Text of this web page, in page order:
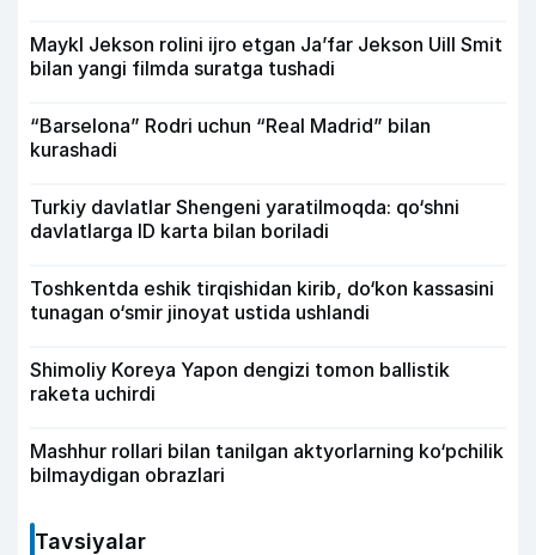
Maykl Jekson rolini ijro etgan Ja’far Jekson Uill Smit
bilan yangi filmda suratga tushadi
“Barselona” Rodri uchun “Real Madrid” bilan
kurashadi
Turkiy davlatlar Shengeni yaratilmoqda: qo‘shni
davlatlarga ID karta bilan boriladi
Toshkentda eshik tirqishidan kirib, do‘kon kassasini
tunagan o‘smir jinoyat ustida ushlandi
Shimoliy Koreya Yapon dengizi tomon ballistik
raketa uchirdi
Mashhur rollari bilan tanilgan aktyorlarning ko‘pchilik
bilmaydigan obrazlari
Tavsiyalar